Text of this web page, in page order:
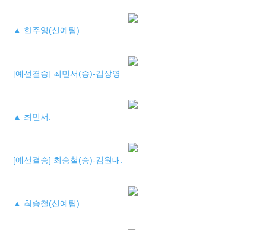
▲ 한주영(신예팀).
[예선결승] 최민서(승)-김상영.
▲ 최민서.
[예선결승] 최승철(승)-김원대.
▲ 최승철(신예팀).